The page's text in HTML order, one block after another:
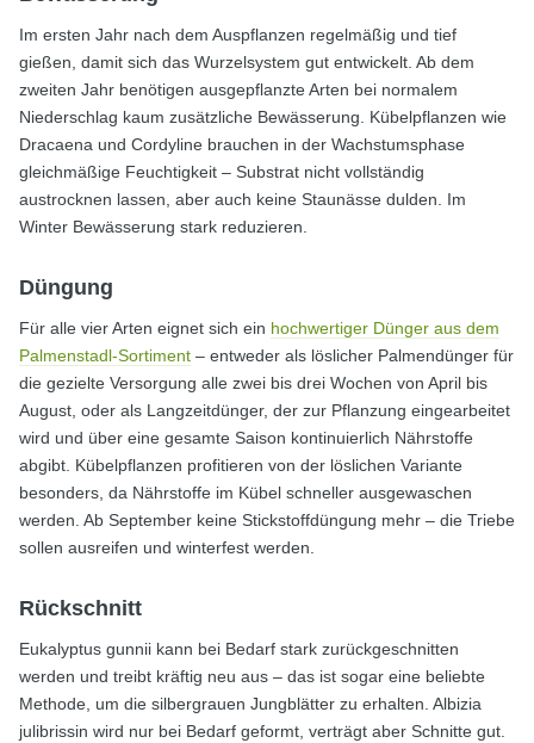
Im ersten Jahr nach dem Auspflanzen regelmäßig und tief
gießen, damit sich das Wurzelsystem gut entwickelt. Ab dem
zweiten Jahr benötigen ausgepflanzte Arten bei normalem
Niederschlag kaum zusätzliche Bewässerung. Kübelpflanzen wie
Dracaena und Cordyline brauchen in der Wachstumsphase
gleichmäßige Feuchtigkeit – Substrat nicht vollständig
austrocknen lassen, aber auch keine Staunässe dulden. Im
Winter Bewässerung stark reduzieren.
Düngung
Für alle vier Arten eignet sich ein hochwertiger Dünger aus dem
Palmenstadl-Sortiment – entweder als löslicher Palmendünger für
die gezielte Versorgung alle zwei bis drei Wochen von April bis
August, oder als Langzeitdünger, der zur Pflanzung eingearbeitet
wird und über eine gesamte Saison kontinuierlich Nährstoffe
abgibt. Kübelpflanzen profitieren von der löslichen Variante
besonders, da Nährstoffe im Kübel schneller ausgewaschen
werden. Ab September keine Stickstoffdüngung mehr – die Triebe
sollen ausreifen und winterfest werden.
Rückschnitt
Eukalyptus gunnii kann bei Bedarf stark zurückgeschnitten
werden und treibt kräftig neu aus – das ist sogar eine beliebte
Methode, um die silbergrauen Jungblätter zu erhalten. Albizia
julibrissin wird nur bei Bedarf geformt, verträgt aber Schnitte gut.